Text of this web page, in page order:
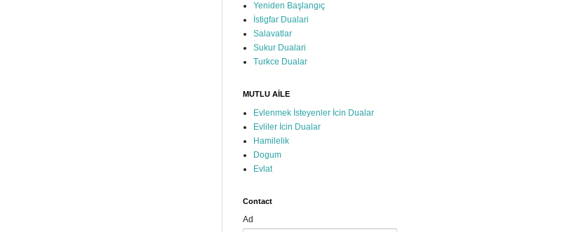
Yeniden Başlangıç
İstigfar Dualari
Salavatlar
Sukur Dualari
Turkce Dualar
MUTLU AİLE
Evlenmek İsteyenler İcin Dualar
Evliler İcin Dualar
Hamilelik
Dogum
Evlat
Contact
Ad